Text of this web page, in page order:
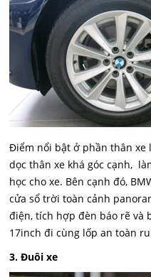
Điểm nổi bật ở phần thân xe
dọc thân xe khá góc cạnh,
học cho xe. Bên cạnh đó,
cửa sổ trời toàn cảnh
điện, tích hợp đèn báo rẽ và
17inch đi cùng lốp an toàn
3. Đuôi xe